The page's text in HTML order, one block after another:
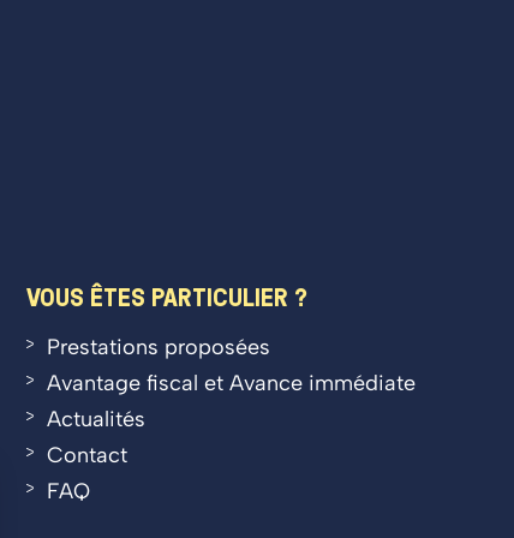
VOUS ÊTES PARTICULIER ?
Prestations proposées
Avantage fiscal et Avance immédiate
Actualités
Contact
FAQ